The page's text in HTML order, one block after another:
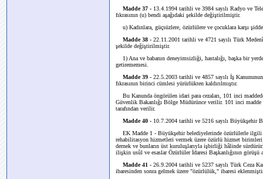
Madde 37 - 13.4.1994 tarihli ve 3984 sayılı Radyo ve
fıkrasının (u) bendi aşağıdaki şekilde değiştirilmiştir.
u) Kadınlara, güçsüzlere, özürlülere ve çocuklara karşı
Madde 38 - 22.11.2001 tarihli ve 4721 sayılı Türk
şekilde değiştirilmiştir.
1) Ana ve babanın deneyimsizliği, hastalığı, başka bir
getirememesi.
Madde 39 - 22.5.2003 tarihli ve 4857 sayılı İş
fıkrasının birinci cümlesi yürürlükten kaldırılmıştır.
Bu Kanunda öngörülen idari para cezaları, 101 inci
Güvenlik Bakanlığı Bölge Müdürünce verilir. 101 inci
tarafından verilir.
Madde 40 - 10.7.2004 tarihli ve 5216 sayılı Büyükşehir
EK Madde 1 - Büyükşehir belediyelerinde özürlülerle ilgili
rehabilitasyon hizmetleri vermek üzere özürlü hizmet
dernek ve bunların üst kuruluşlarıyla işbirliği hâlinde
ilişkin usûl ve esaslar Özürlüler İdaresi Başkanlığının görüşü
Madde 41 - 26.9.2004 tarihli ve 5237 sayılı Türk Ceza
ibaresinden sonra gelmek üzere "özürlülük," ibaresi